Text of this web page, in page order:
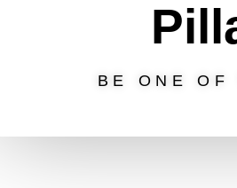
BE ONE